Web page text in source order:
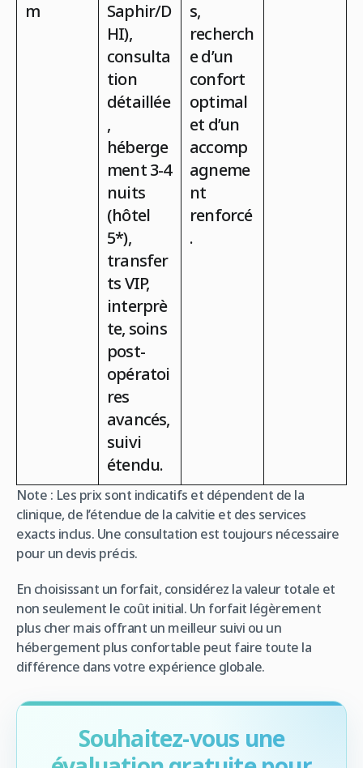
m
Saphir/D
HI),
consulta
tion
détaillée
,
héberge
ment 3-4
nuits
(hôtel
5*),
transfer
ts VIP,
interprè
te, soins
post-
opératoi
res
avancés,
suivi
étendu.
s,
recherch
e d’un
confort
optimal
et d’un
accomp
agneme
nt
renforcé
.
Note : Les prix sont indicatifs et dépendent de la
clinique, de l’étendue de la calvitie et des services
exacts inclus. Une consultation est toujours nécessaire
pour un devis précis.
En choisissant un forfait, considérez la valeur totale et
non seulement le coût initial. Un forfait légèrement
plus cher mais offrant un meilleur suivi ou un
hébergement plus confortable peut faire toute la
différence dans votre expérience globale.
Souhaitez-vous une